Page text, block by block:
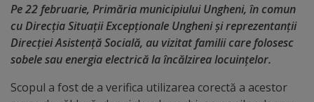
Distincții
Cetățeni
de
Pe 22 februarie, Primăria municipiului Ungheni, în comun
cu Direcția Situații Excepționale Ungheni și reprezentanții
Direcției Asistență Socială, au vizitat familii care folosesc
sobele sau energia electrică la încălzirea locuințelor.
Scopul a fost de a verifica utilizarea corectă a acestor